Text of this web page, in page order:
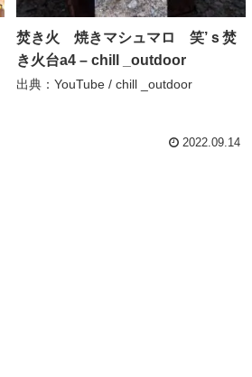
焚き火 焼きマシュマロ 笑’ｓ焚
き火台a4 – chill _outdoor
出典：YouTube / chill _outdoor
2022.09.14